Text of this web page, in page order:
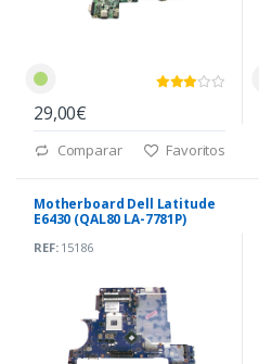
29,00€
Comparar Favoritos
Motherboard Dell Latitude
E6430 (QAL80 LA-7781P)
REF:15186